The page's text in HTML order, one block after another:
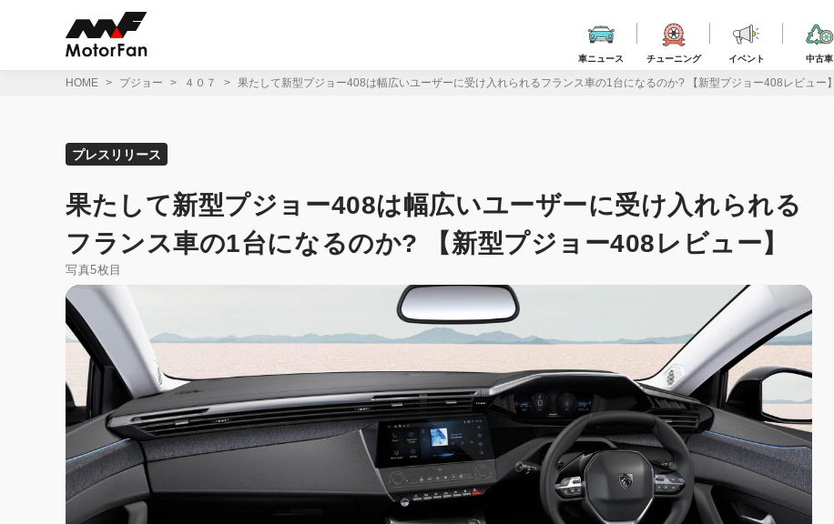
車ニュース チューニング イベント 中古車
HOME プジョー ４０７ 果たして新型プジョー408は幅広いユーザーに受け入れられるフランス車の1台になるのか? 【新型プジョー408レビュー】
プレスリリース
果たして新型プジョー408は幅広いユーザーに受け入れられる
フランス車の1台になるのか? 【新型プジョー408レビュー】
写真5枚目